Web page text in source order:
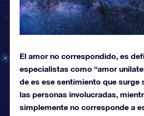
El amor no correspondido, es
especialistas como “amor
de es ese sentimiento que surge
las personas involucradas,
simplemente no corresponde a